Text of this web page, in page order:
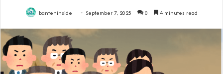
banteninside September 7, 2025 0 4 minutes read